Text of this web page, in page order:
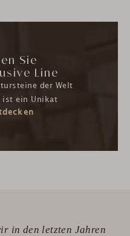
Sie
Line
der Welt
ist ein Unikat
in den letzten Jahren